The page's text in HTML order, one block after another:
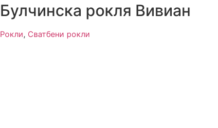
Булчинска рокля Вивиан
Рокли, Сватбени рокли